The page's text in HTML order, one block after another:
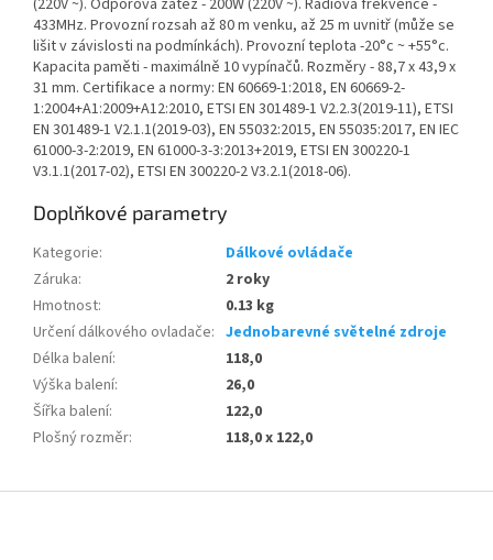
433MHz. Provozní rozsah až 80 m venku, až 25 m uvnitř (může se
lišit v závislosti na podmínkách). Provozní teplota -20°c ~ +55°c.
Kapacita paměti - maximálně 10 vypínačů. Rozměry - 88,7 x 43,9 x
31 mm. Certifikace a normy: EN 60669-1:2018, EN 60669-2-
1:2004+A1:2009+A12:2010, ETSI EN 301489-1 V2.2.3(2019-11), ETSI
EN 301489-1 V2.1.1(2019-03), EN 55032:2015, EN 55035:2017, EN IEC
61000-3-2:2019, EN 61000-3-3:2013+2019, ETSI EN 300220-1
V3.1.1(2017-02), ETSI EN 300220-2 V3.2.1(2018-06).
Doplňkové parametry
Kategorie:
Dálkové ovládače
Záruka:
2 roky
Hmotnost:
0.13 kg
Určení dálkového ovladače: Jednobarevné světelné zdroje
Délka balení:
118,0
Výška balení:
26,0
Šířka balení:
122,0
Plošný rozměr: 118,0 x 122,0